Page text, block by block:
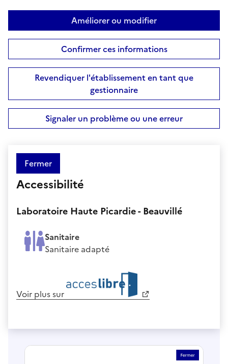
Améliorer ou modifier
Confirmer ces informations
Revendiquer l'établissement en tant que
gestionnaire
Signaler un problème ou une erreur
Fermer
Accessibilité
Laboratoire Haute Picardie - Beauvillé
Sanitaire
Sanitaire adapté
Voir plus sur